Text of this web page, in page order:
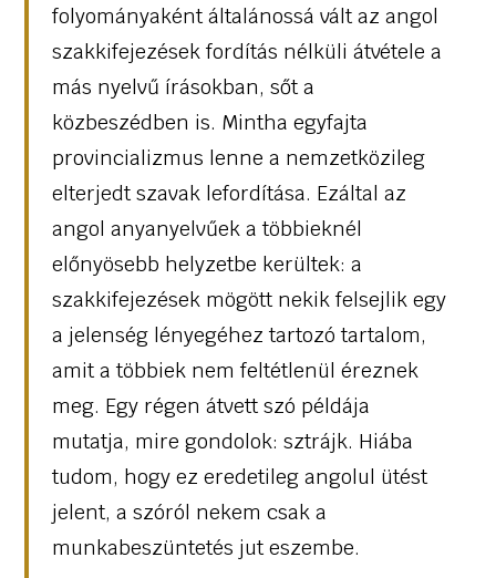
folyományaként általánossá vált az angol
szakkifejezések fordítás nélküli átvétele a
más nyelvű írásokban, sőt a
közbeszédben is. Mintha egyfajta
provincializmus lenne a nemzetközileg
elterjedt szavak lefordítása. Ezáltal az
angol anyanyelvűek a többieknél
előnyösebb helyzetbe kerültek: a
szakkifejezések mögött nekik felsejlik egy
a jelenség lényegéhez tartozó tartalom,
amit a többiek nem feltétlenül éreznek
meg. Egy régen átvett szó példája
mutatja, mire gondolok: sztrájk. Hiába
tudom, hogy ez eredetileg angolul ütést
jelent, a szóról nekem csak a
munkabeszüntetés jut eszembe.